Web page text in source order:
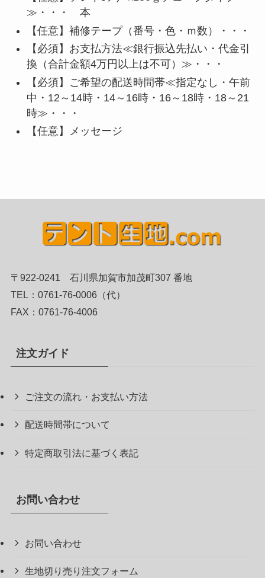
≫・・・ 本
【任意】 補修テープ（番号・色・ｍ数）・・・
【必須】 お支払方法≪銀行振込先払い・代金引
換（合計金額4万円以上は不可）≫・・・
【必須】
ご希望の配送時間帯≪指定なし・午前
中・12～14時・14～16時・16～18時・18～21
時≫・・・
【任意】メッセージ
〒922-0241 石川県加賀市加茂町307 番地
TEL：0761-76-0006（代）
FAX：0761-76-4006
注文ガイド
ご注文の流れ・お支払い方法
配送時間帯について
特定商取引法に基づく表記
お問い合わせ
お問い合わせ
生地切り売り注文フォーム